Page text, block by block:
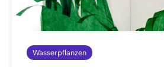
Wasserpflanzen